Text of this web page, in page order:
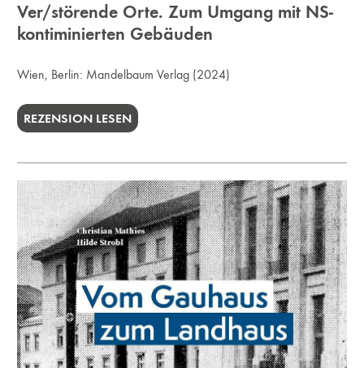
Ver/störende Orte. Zum Umgang mit NS-
kontiminierten Gebäuden
Wien, Berlin: Mandelbaum Verlag (2024)
REZENSION LESEN